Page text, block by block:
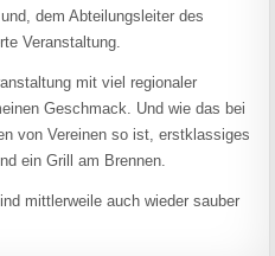
dem Abteilungsleiter des
Veranstaltung.
mit viel regionaler
Geschmack. Und wie das bei
von Vereinen so ist, erstklassiges
ein Grill am Brennen.
mittlerweile auch wieder sauber